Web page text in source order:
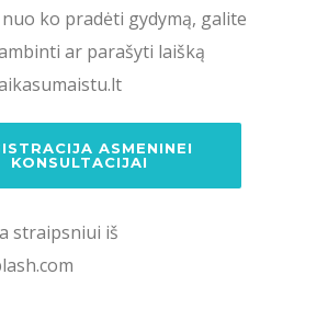
ko pradėti gydymą, galite
ar parašyti laišką
ASMENINEI
KONSULTACIJAI
straipsniui iš